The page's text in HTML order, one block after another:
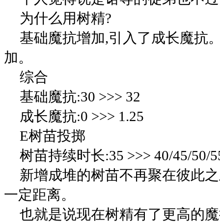
为什么用树精?
基础魔抗增加,引入了成长魔抗
加。
综合
基础魔抗:30 >>> 32
成长魔抗:0 >>> 1.25
E树苗投掷
树苗持续时长:35 >>> 40/45/50/
新增成堆的树苗不再聚在彼此
一定距离。
也就是说现在树精有了更高的